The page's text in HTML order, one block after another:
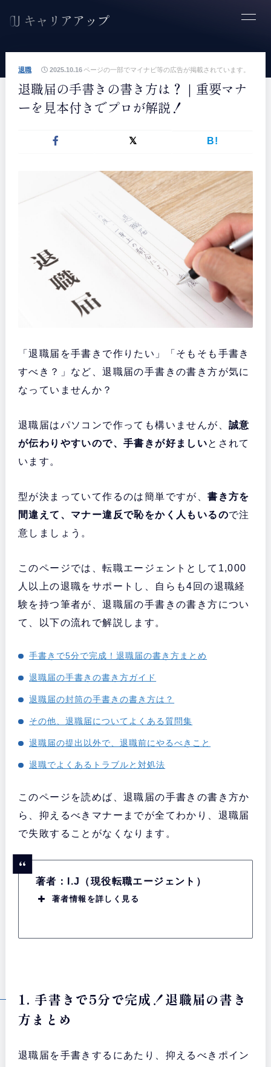
ページの一部でマイナビ等の広告が掲載されています。
退職 2025.10.16
退職届の手書きの書き方は？｜重要マナ
ーを見本付きでプロが解説！
B!
「退職届を手書きで作りたい」「そもそも手書き
すべき？」など、退職届の手書きの書き方が気に
なっていませんか？
退職届はパソコンで作っても構いませんが、 誠意
が伝わりやすいので、手書きが好ましいとされて
います。
型が決まっていて作るのは簡単ですが、書き方を
間違えて、マナー違反で恥をかく人もいるので注
意しましょう。
このページでは、転職エージェントとして1,000
人以上の退職をサポートし、自らも4回の退職経
験を持つ筆者が、退職届の手書きの書き方につい
て、以下の流れで解説します。
手書きで5分で完成！退職届の書き方まとめ
退職届の手書きの書き方ガイド
退職届の封筒の手書きの書き方は？
その他、退職届についてよくある質問集
退職届の提出以外で、退職前にやるべきこと
退職でよくあるトラブルと対処法
このページを読めば、退職届の手書きの書き方か
ら、抑えるべきマナーまでが全てわかり、退職届
で失敗することがなくなります。
著者：I.J（現役転職エージェント）
著者情報を詳しく見る
1. 手書きで5分で完成！退職届の書き
方まとめ
退職届を手書きするにあたり、抑えるべきポイン